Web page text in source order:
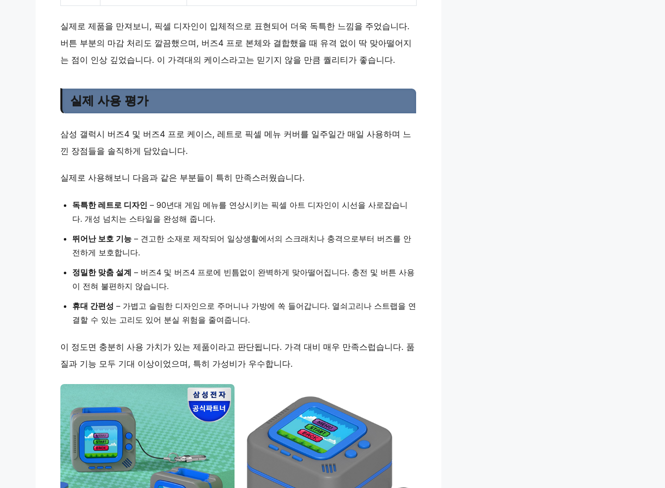
실제로 제품을 만져보니, 픽셀 디자인이 입체적으로 표현되어 더욱 독특한 느낌을 주었습니다.
버튼 부분의 마감 처리도 깔끔했으며, 버즈4 프로 본체와 결합했을 때 유격 없이 딱 맞아떨어지
는 점이 인상 깊었습니다. 이 가격대의 케이스라고는 믿기지 않을 만큼 퀄리티가 좋습니다.
실제 사용 평가
삼성 갤럭시 버즈4 및 버즈4 프로 케이스, 레트로 픽셀 메뉴 커버를 일주일간 매일 사용하며 느
낀 장점들을 솔직하게 담았습니다.
실제로 사용해보니 다음과 같은 부분들이 특히 만족스러웠습니다.
독특한 레트로 디자인 – 90년대 게임 메뉴를 연상시키는 픽셀 아트 디자인이 시선을 사로잡습니
다. 개성 넘치는 스타일을 완성해 줍니다.
뛰어난 보호 기능 – 견고한 소재 로 제작되어 일상생활에서의 스크래치나 충격으로부터 버즈를 안
전하게 보호합니다.
정밀한 맞춤 설계 – 버즈4 및 버즈4 프로에 빈틈없이 완벽하게 맞아떨어집니다. 충전 및 버튼 사용
이 전혀 불편하지 않습니다.
휴대 간편성 – 가볍고 슬림한 디자인 으로 주머니나 가방에 쏙 들어갑니다. 열쇠고리나 스트랩을 연
결할 수 있는 고리도 있어 분실 위험을 줄여줍니다.
이 정도면 충분히 사용 가치가 있는 제품이라고 판단됩니다. 가격 대비 매우 만족스럽습니다. 품
질과 기능 모두 기대 이상이었으며, 특히 가성비가 우수합니다.